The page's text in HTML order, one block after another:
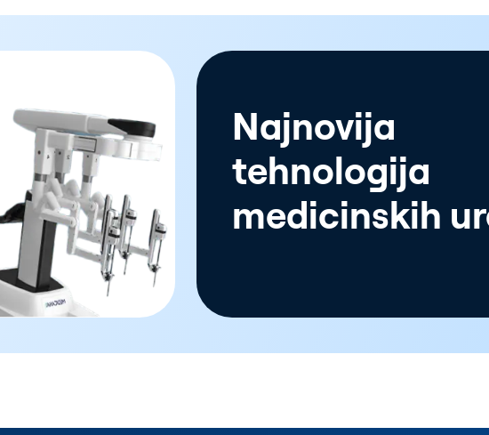
Najnovija
tehnologija
medicinskih